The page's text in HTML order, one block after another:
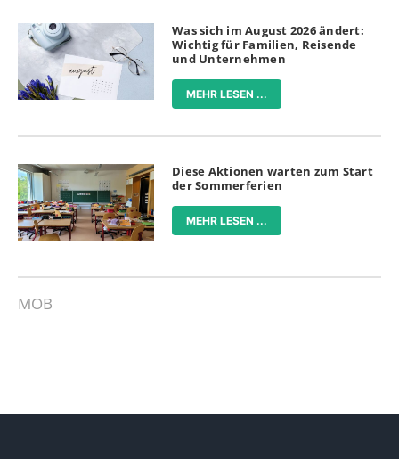
Was sich im August 2026 ändert:
Wichtig für Familien, Reisende
und Unternehmen
MEHR LESEN ...
Diese Aktionen warten zum Start
der Sommerferien
MEHR LESEN ...
MOB